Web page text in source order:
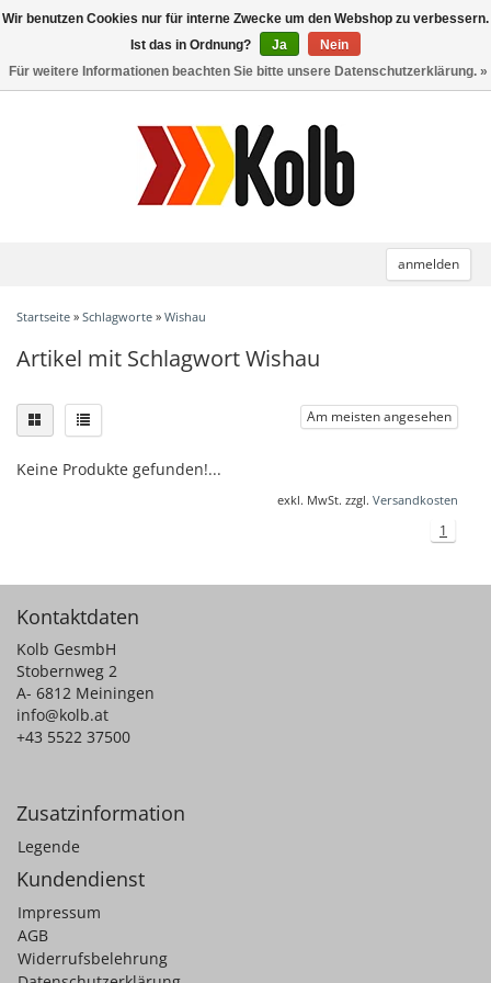
anmelden
Toggle
Startseite » Schlagworte » Wishau
Artikel mit Schlagwort Wishau
Am meisten angesehen
Keine Produkte gefunden!...
exkl. MwSt. zzgl. Versandkosten
1
Kontaktdaten
Kolb GesmbH
Stobernweg 2
A- 6812 Meiningen
info@kolb.at
+43 5522 37500
Zusatzinformation
Legende
Kundendienst
Impressum
AGB
Widerrufsbelehrung
Wir benutzen Cookies nur für interne Zwecke um den Webshop zu verbessern.
Ist das in Ordnung?
Ja
Nein
Für weitere Informationen beachten Sie bitte unsere Datenschutzerklärung. »